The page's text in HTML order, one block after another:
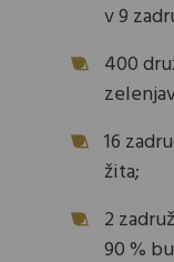
v 9
400
16
žita;
2
90 %